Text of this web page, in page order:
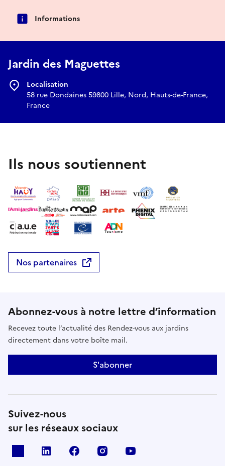
Informations
Jardin des Maguettes
Localisation
58 rue Dondaines 59800 Lille, Nord, Hauts-de-France,
France
Ils nous soutiennent
Nos partenaires
Abonnez-vous à notre lettre d’information
Recevez toute l’actualité des Rendez-vous aux jardins
directement dans votre boîte mail.
S'abonner
Suivez-nous
sur les réseaux sociaux
Linkedin Facebook Instagram